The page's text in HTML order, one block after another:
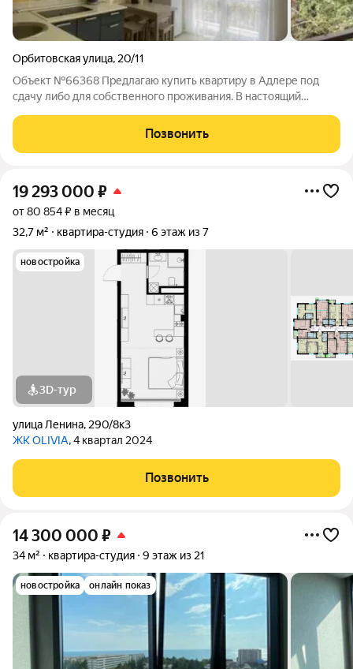
Орбитовская улица, 20/11
Объект №66368 Предлагаю купить квартиру в Адлере под
сдачу либо для собственного проживания. В настоящий
квартирант. Студия продаётся с хорошим ремонтом, сделаны
тёплые полы, шикарный вид с
Позвонить
19 293 000 ₽
от 80 854 ₽ в месяц
32,7 м²
квартира-студия 6 этаж из 7
новостройка
3D-тур
улица Ленина, 290/8к3
ЖК OLIVIA, 4 квартал 2024
Позвонить
14 300 000 ₽
34 м² квартира-студия 9 этаж из 21
новостройка онлайн показ